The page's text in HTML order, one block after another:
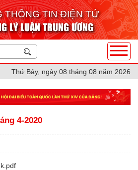
THÔNG TIN ĐIỆN TỬ
LÝ LUẬN TRUNG ƯƠNG
Thứ Bảy, ngày 08 tháng 08 năm 2026
4-2020